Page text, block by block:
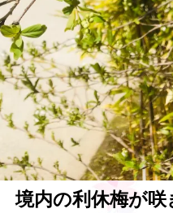
境内の利休梅が咲